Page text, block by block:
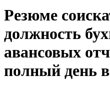
Резюме
должность
авансовых
полный день